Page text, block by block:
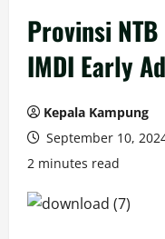
Provinsi
IMDI Early
Kepala Kampung
September 10,
2 minutes read